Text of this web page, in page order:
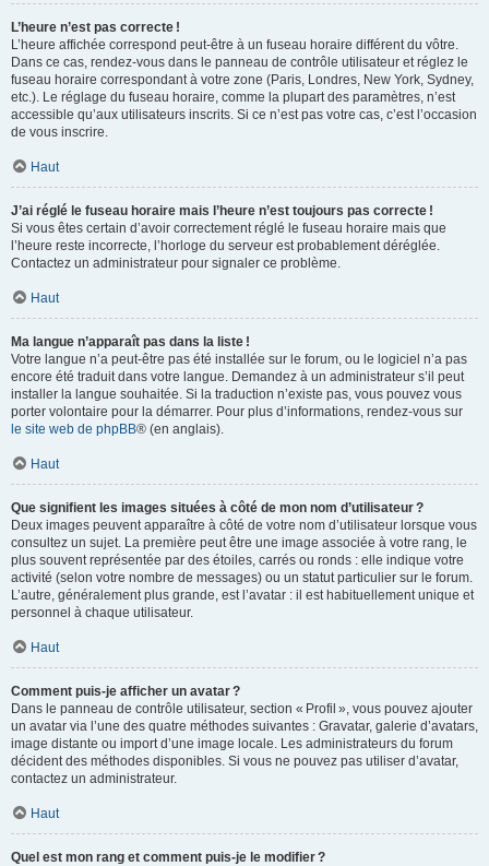
L’heure n’est pas correcte !
L’heure affichée correspond peut-être à un fuseau horaire différent du vôtre.
Dans ce cas, rendez-vous dans le panneau de contrôle utilisateur et réglez le
fuseau horaire correspondant à votre zone (Paris, Londres, New York, Sydney,
etc.). Le réglage du fuseau horaire, comme la plupart des paramètres, n’est
accessible qu’aux utilisateurs inscrits. Si ce n’est pas votre cas, c’est l’occasion
de vous inscrire.
Haut
J’ai réglé le fuseau horaire mais l’heure n’est toujours pas correcte !
Si vous êtes certain d’avoir correctement réglé le fuseau horaire mais que
l’heure reste incorrecte, l’horloge du serveur est probablement déréglée.
Contactez un administrateur pour signaler ce problème.
Haut
Ma langue n’apparaît pas dans la liste !
Votre langue n’a peut-être pas été installée sur le forum, ou le logiciel n’a pas
encore été traduit dans votre langue. Demandez à un administrateur s’il peut
installer la langue souhaitée. Si la traduction n’existe pas, vous pouvez vous
porter volontaire pour la démarrer. Pour plus d’informations, rendez-vous sur
le site web de phpBB® (en anglais).
Haut
Que signifient les images situées à côté de mon nom d’utilisateur ?
Deux images peuvent apparaître à côté de votre nom d’utilisateur lorsque vous
consultez un sujet. La première peut être une image associée à votre rang, le
plus souvent représentée par des étoiles, carrés ou ronds : elle indique votre
activité (selon votre nombre de messages) ou un statut particulier sur le forum.
L’autre, généralement plus grande, est l’avatar : il est habituellement unique et
personnel à chaque utilisateur.
Haut
Comment puis-je afficher un avatar ?
Dans le panneau de contrôle utilisateur, section « Profil », vous pouvez ajouter
un avatar via l’une des quatre méthodes suivantes : Gravatar, galerie d’avatars,
image distante ou import d’une image locale. Les administrateurs du forum
décident des méthodes disponibles. Si vous ne pouvez pas utiliser d’avatar,
contactez un administrateur.
Haut
Quel est mon rang et comment puis-je le modifier ?